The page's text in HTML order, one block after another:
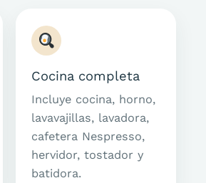
Cocina completa
Incluye cocina, horno,
lavavajillas, lavadora,
cafetera Nespresso,
hervidor, tostador y
batidora.